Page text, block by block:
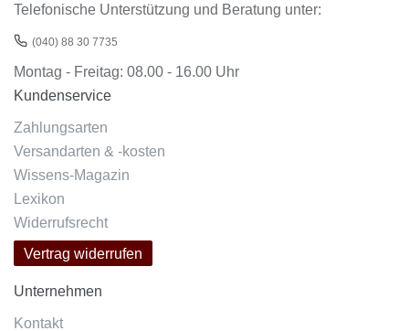
Telefonische Unterstützung und Beratung unter:
(040) 88 30 7735
Montag - Freitag: 08.00 - 16.00 Uhr
Kundenservice
Zahlungsarten
Versandarten & -kosten
Wissens-Magazin
Lexikon
Widerrufsrecht
Vertrag widerrufen
Unternehmen
Kontakt